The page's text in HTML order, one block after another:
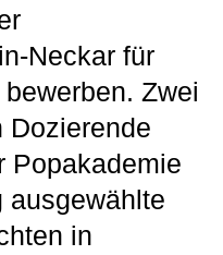
Neckar für
bewerben. Zwei
Dozierende
Popakademie
ausgewählte
in